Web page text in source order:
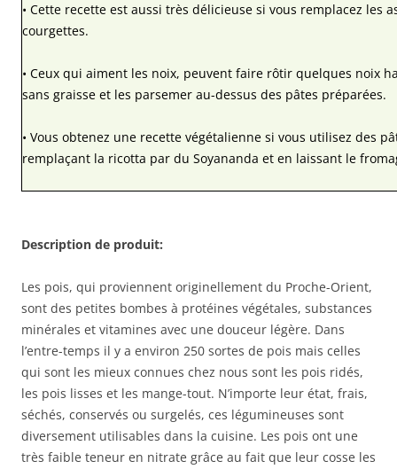
• Cette recette est aussi très délicieuse si vous remplacez les
courgettes.
• Ceux qui aiment les noix, peuvent faire rôtir quelques noix
sans graisse et les parsemer au-dessus des pâtes préparées.
• Vous obtenez une recette végétalienne si vous utilisez des
remplaçant la ricotta par du Soyananda et en laissant le
Description de produit:
Les pois, qui proviennent originellement du Proche-Orient,
sont des petites bombes à protéines végétales, substances
minérales et vitamines avec une douceur légère. Dans
l’entre-temps il y a environ 250 sortes de pois mais celles
qui sont les mieux connues chez nous sont les pois ridés,
les pois lisses et les mange-tout. N’importe leur état, frais,
séchés, conservés ou surgelés, ces légumineuses sont
diversement utilisables dans la cuisine. Les pois ont une
très faible teneur en nitrate grâce au fait que leur cosse les